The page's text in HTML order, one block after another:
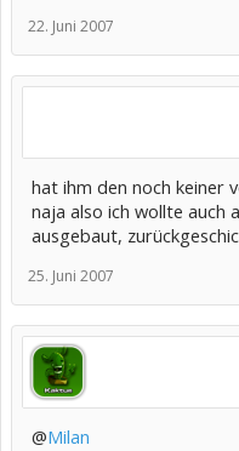
22. Juni 2007
hat ihm den noch keiner
naja also ich wollte auch
ausgebaut,
25. Juni 2007
@Milan